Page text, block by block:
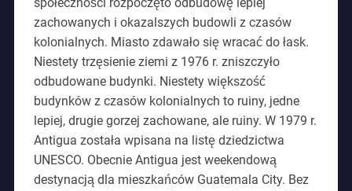
zachowanych i okazalszych budowli z czasów
kolonialnych. Miasto zdawało się wracać do łask.
Niestety trzęsienie ziemi z 1976 r. zniszczyło
odbudowane budynki. Niestety większość
budynków z czasów kolonialnych to ruiny, jedne
lepiej, drugie gorzej zachowane, ale ruiny. W 1979 r.
Antigua została wpisana na listę dziedzictwa
UNESCO. Obecnie Antigua jest weekendową
destynacją dla mieszkańców Guatemala City. Bez